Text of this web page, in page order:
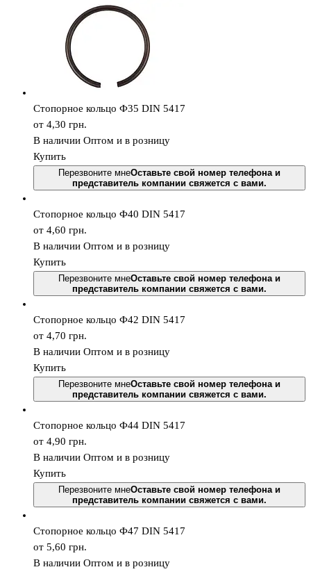
Стопорное кольцо Ф35 DIN 5417
от 4,30 грн.
В наличии Оптом и в розницу
Купить
Перезвоните мнеОставьте свой номер телефона и
представитель компании свяжется с вами.
Стопорное кольцо Ф40 DIN 5417
от 4,60 грн.
В наличии Оптом и в розницу
Купить
Перезвоните мнеОставьте свой номер телефона и
представитель компании свяжется с вами.
Стопорное кольцо Ф42 DIN 5417
от 4,70 грн.
В наличии Оптом и в розницу
Купить
Перезвоните мнеОставьте свой номер телефона и
представитель компании свяжется с вами.
Стопорное кольцо Ф44 DIN 5417
от 4,90 грн.
В наличии Оптом и в розницу
Купить
Перезвоните мнеОставьте свой номер телефона и
представитель компании свяжется с вами.
Стопорное кольцо Ф47 DIN 5417
от 5,60 грн.
В наличии Оптом и в розницу